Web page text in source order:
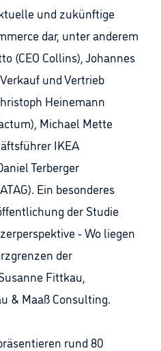
und zukünftige
dar, unter anderem
(CEO Collins), Johannes
und Vertrieb
Heinemann
Michael Mette
IKEA
Terberger
Ein besonderes
der Studie
- Wo liegen
der
Fittkau,
& Maaß Consulting.
rund 80